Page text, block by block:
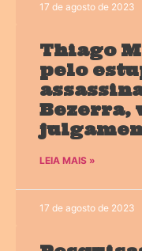
17 de agosto de 2023
Thiago
pelo
Bezerra,
LEIA MAIS »
17 de agosto de 2023